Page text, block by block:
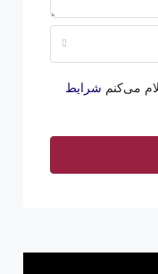
می‌کنم شرایط